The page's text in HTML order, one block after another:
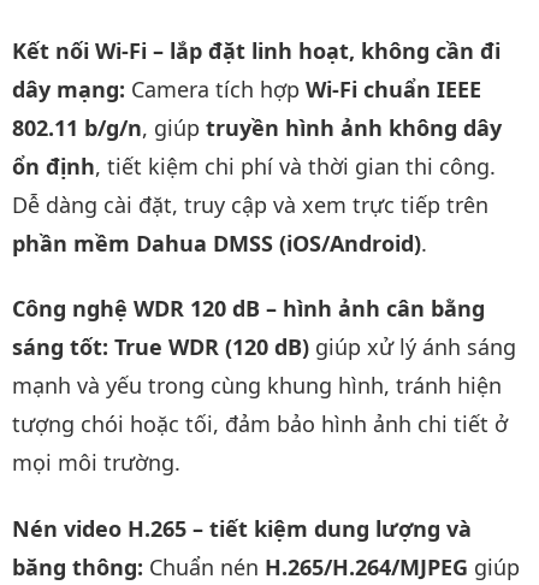
Kết nối Wi-Fi – lắp đặt linh hoạt, không cần đi
dây mạng: Camera tích hợp Wi-Fi chuẩn IEEE
802.11 b/g/n, giúp truyền hình ảnh không dây
ổn định, tiết kiệm chi phí và thời gian thi công.
Dễ dàng cài đặt, truy cập và xem trực tiếp trên
phần mềm Dahua DMSS (iOS/Android).
Công nghệ WDR 120 dB – hình ảnh cân bằng
sáng tốt: True WDR (120 dB) giúp xử lý ánh sáng
mạnh và yếu trong cùng khung hình, tránh hiện
tượng chói hoặc tối, đảm bảo hình ảnh chi tiết ở
mọi môi trường.
Nén video H.265 – tiết kiệm dung lượng và
băng thông: Chuẩn nén H.265/H.264/MJPEG giúp